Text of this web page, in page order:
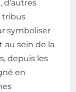
d’autres
tribus
symboliser
au sein de la
depuis les
en